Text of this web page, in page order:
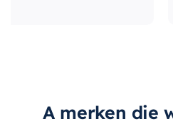
A merken die